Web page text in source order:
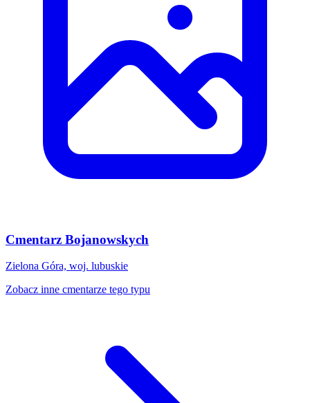
Cmentarz Bojanowskych
Zielona Góra, woj. lubuskie
Zobacz inne cmentarze tego typu